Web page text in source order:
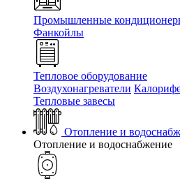
Промышленные
Фанкойлы
Тепловое оборудование
Воздухонагреватели
Тепловые завесы
Отопление и
Отопление и водоснабжение